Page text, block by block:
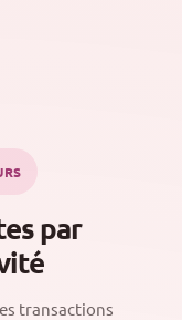
par
transactions